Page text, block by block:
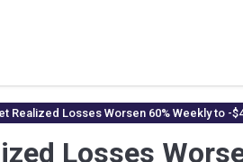
Realized Losses Worsen 60% Weekly to -
Losses